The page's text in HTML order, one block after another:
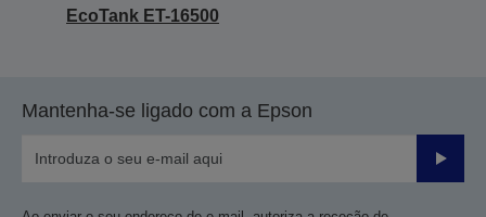
EcoTank ET-16500
Mantenha-se ligado com a Epson
Enviar